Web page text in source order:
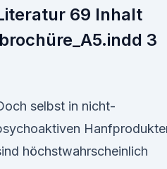
69 Inhalt
3
selbst in nicht-
höchstwahrscheinlich